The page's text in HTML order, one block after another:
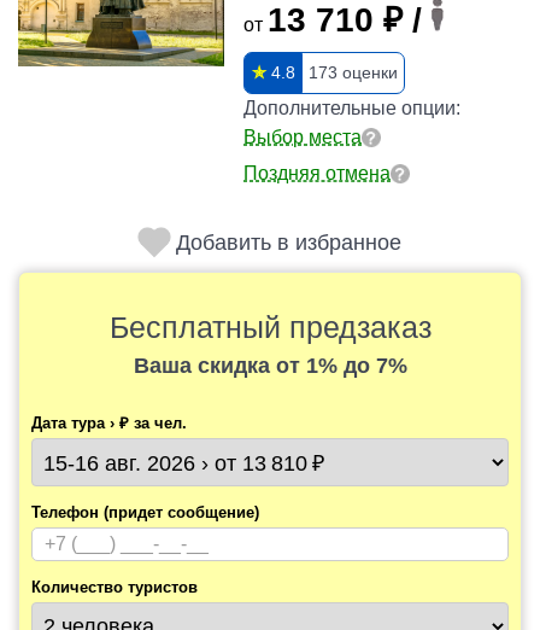
от 13 710 ₽ /
✯4.8 173 оценки
Дополнительные опции:
Выбор места
Поздняя отмена
Добавить в избранное
Бесплатный предзаказ
Ваша скидка от 1% до 7%
Дата тура › ₽ за чел.
Телефон (придет сообщение)
Количество туристов